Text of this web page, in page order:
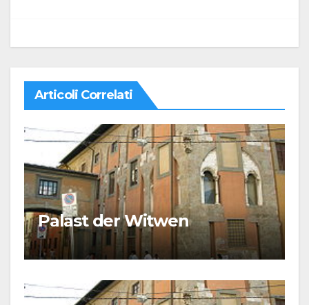
Articoli Correlati
Palast der Witwen